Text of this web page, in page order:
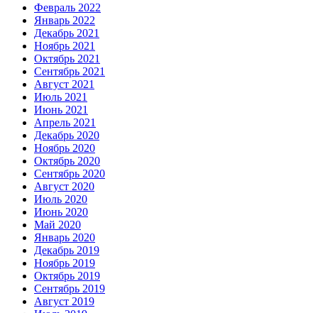
Февраль 2022
Январь 2022
Декабрь 2021
Ноябрь 2021
Октябрь 2021
Сентябрь 2021
Август 2021
Июль 2021
Июнь 2021
Апрель 2021
Декабрь 2020
Ноябрь 2020
Октябрь 2020
Сентябрь 2020
Август 2020
Июль 2020
Июнь 2020
Май 2020
Январь 2020
Декабрь 2019
Ноябрь 2019
Октябрь 2019
Сентябрь 2019
Август 2019